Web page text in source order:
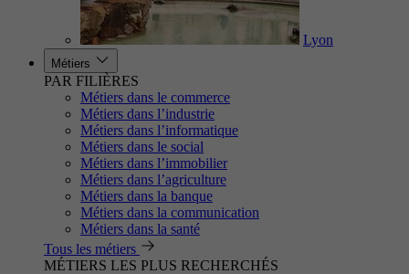
Lyon
Métiers
PAR FILIÈRES
Métiers dans le commerce
Métiers dans l’industrie
Métiers dans l’informatique
Métiers dans le social
Métiers dans l’immobilier
Métiers dans l’agriculture
Métiers dans la banque
Métiers dans la communication
Métiers dans la santé
Tous les métiers
MÉTIERS LES PLUS RECHERCHÉS